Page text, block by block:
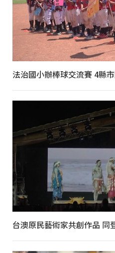
法治國小辦棒球交流賽 4縣
台澳原民藝術家共創作品 同